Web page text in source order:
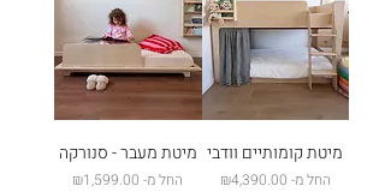
מיטת קומותיים וודבי
החל מ- ₪4,390.00מחיר מבצע
מיטת מעבר - סנורקה
החל מ- ₪1,599.00מחיר מבצע